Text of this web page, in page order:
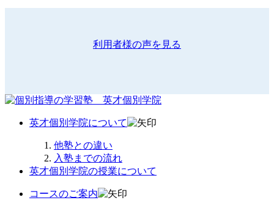
利用者様の声を見る
英才個別学院について
他塾との違い
入塾までの流れ
英才個別学院の授業について
コースのご案内